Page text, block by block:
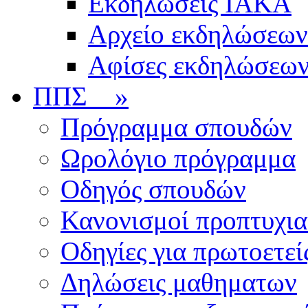
Αρχείο εκδηλώσεων
Αφίσες
ΠΠΣ »
Πρόγραμμα σπουδών
Ωρολόγιο πρόγραμμα
Οδηγός σπουδών
Κανονισμοί
Οδηγίες για
Δηλώσεις μαθηματων